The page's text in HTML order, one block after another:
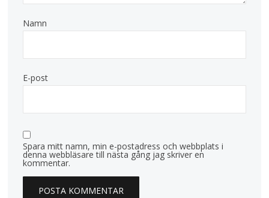
Namn
E-post
Spara mitt namn, min e-postadress och webbplats i
denna webbläsare till nästa gång jag skriver en
kommentar.